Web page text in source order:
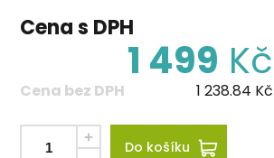
Cena s DPH
1 499 Kč
Cena bez DPH 1 238.84 Kč
Do košíku